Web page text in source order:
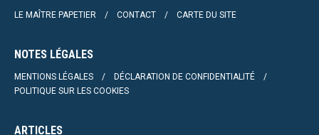
LE MAÎTRE PAPETIER CONTACT CARTE DU SITE
NOTES LÉGALES
MENTIONS LÉGALES
DÉCLARATION DE CONFIDENTIALITÉ
POLITIQUE SUR LES COOKIES
ARTICLES